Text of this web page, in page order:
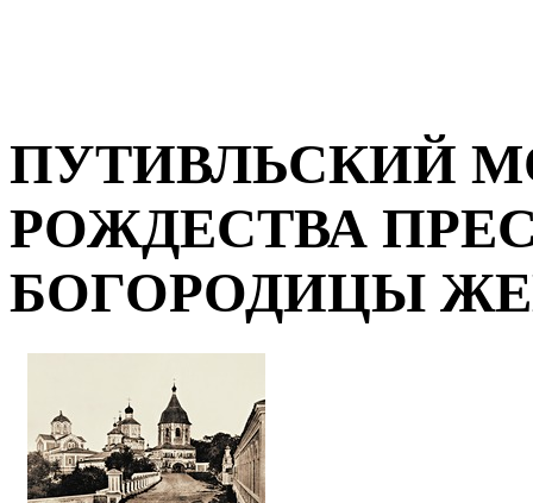
ПУТИВЛЬСКИЙ
РОЖДЕСТВА
БОГОРОДИЦЫ